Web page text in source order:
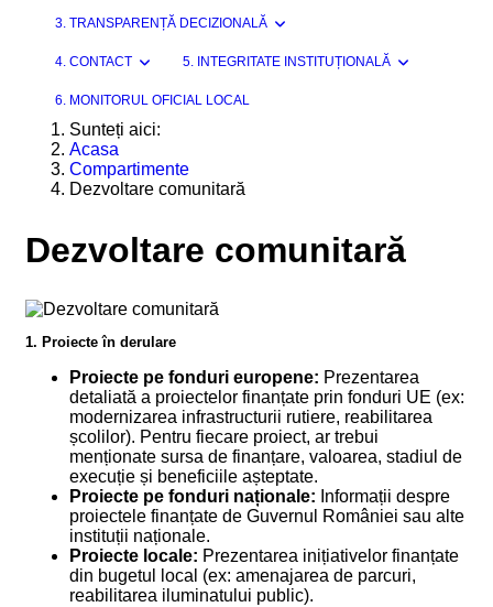
3. TRANSPARENȚĂ DECIZIONALĂ
4. CONTACT 5. INTEGRITATE INSTITUȚIONALĂ
6. MONITORUL OFICIAL LOCAL
Sunteți aici:
Acasa
Compartimente
Dezvoltare comunitară
Dezvoltare comunitară
1. Proiecte în derulare
Proiecte pe fonduri europene: Prezentarea
detaliată a proiectelor finanțate prin fonduri UE (ex:
modernizarea infrastructurii rutiere, reabilitarea
școlilor). Pentru fiecare proiect, ar trebui
menționate sursa de finanțare, valoarea, stadiul de
execuție și beneficiile așteptate.
Proiecte pe fonduri naționale: Informații despre
proiectele finanțate de Guvernul României sau alte
instituții naționale.
Proiecte locale: Prezentarea inițiativelor finanțate
din bugetul local (ex: amenajarea de parcuri,
reabilitarea iluminatului public).